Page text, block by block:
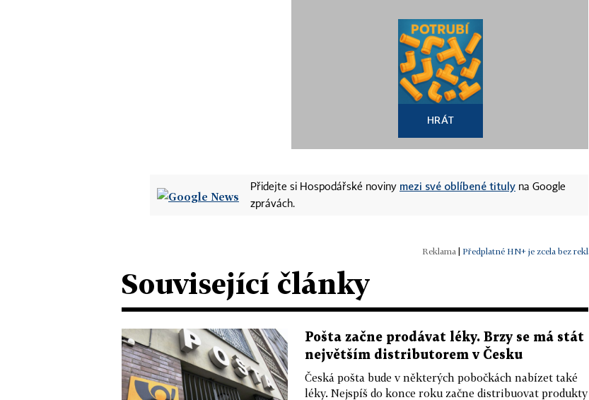
HRÁT
Přidejte si Hospodářské noviny mezi své oblíbené tituly na Google
zprávách.
| Předplatné HN+ je zcela bez
Související články
Pošta začne prodávat léky. Brzy se má stát
největším distributorem v Česku
Česká pošta bude v některých pobočkách nabízet také
léky. Nejspíš do konce roku začne distribuovat produkty